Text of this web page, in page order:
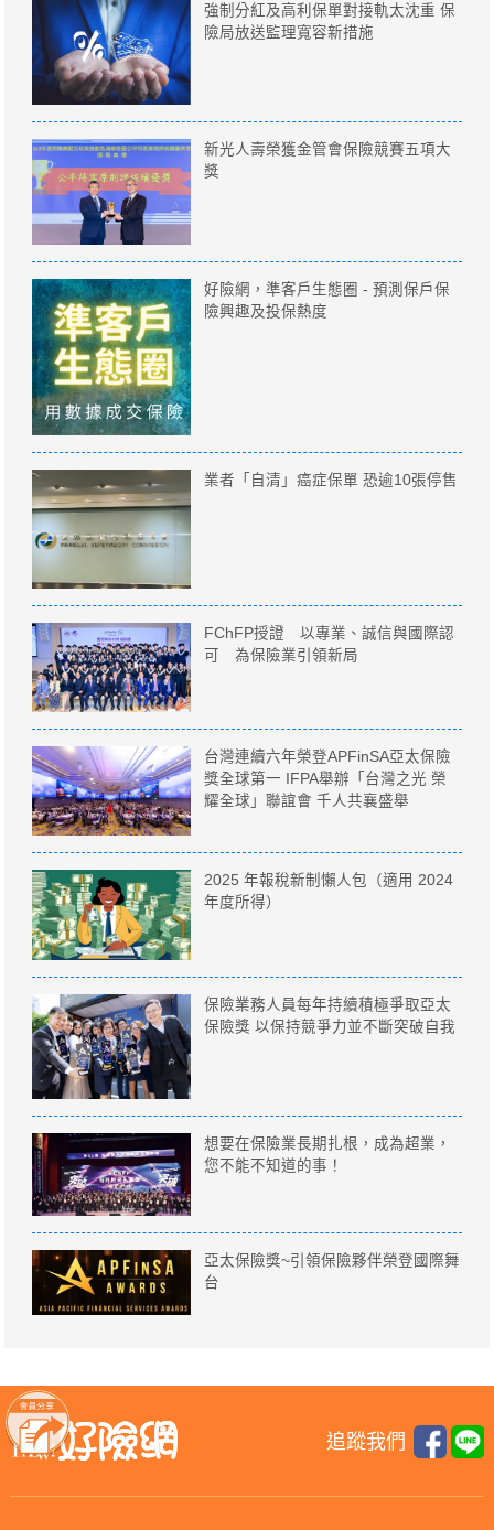
強制分紅及高利保單對接軌太沈重 保
險局放送監理寬容新措施
新光人壽榮獲金管會保險競賽五項大
獎
好險網，準客戶生態圈 - 預測保戶保
險興趣及投保熱度
業者「自清」癌症保單 恐逾10張停售
FChFP授證 以專業、誠信與國際認
可 為保險業引領新局
台灣連續六年榮登APFinSA亞太保險
獎全球第一 IFPA舉辦「台灣之光 榮
耀全球」聯誼會 千人共襄盛舉
2025 年報稅新制懶人包（適用 2024
年度所得）
保險業務人員每年持續積極爭取亞太
保險獎 以保持競爭力並不斷突破自我
想要在保險業長期扎根，成為超業，
您不能不知道的事！
亞太保險獎~引領保險夥伴榮登國際舞
台
追蹤我們